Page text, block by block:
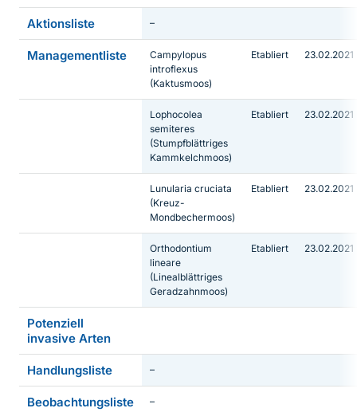
Aktionsliste –
Managementliste
Campylopus
introflexus
(Kaktusmoos)
Etabliert 23.02.2021
Lophocolea
semiteres
(Stumpfblättriges
Kammkelchmoos)
Etabliert 23.02.2021
Lunularia cruciata
(Kreuz-
Mondbechermoos)
Etabliert 23.02.2021
Orthodontium
lineare
(Linealblättriges
Geradzahnmoos)
Etabliert 23.02.2021
Potenziell
invasive Arten
Handlungsliste –
Beobachtungsliste –